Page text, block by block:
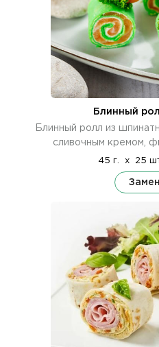
Блинный
Блинный ролл из
сливочным кремом,
45 г. x 25